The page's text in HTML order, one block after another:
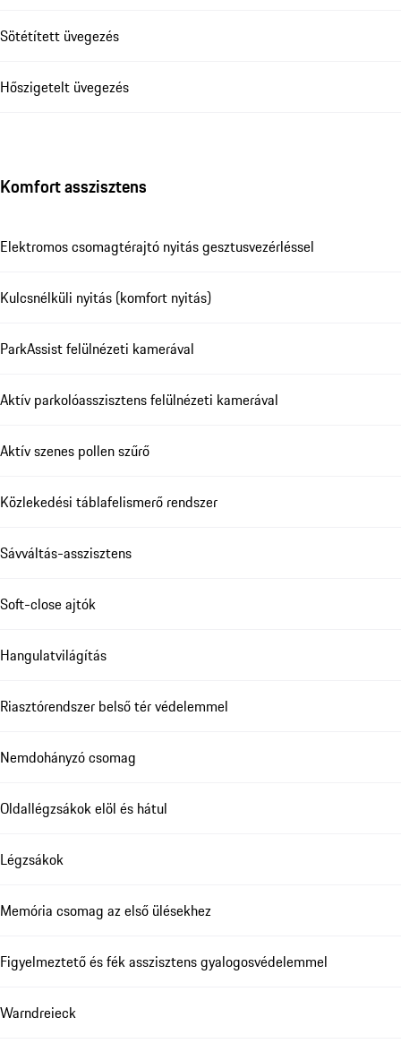
Sötétített üvegezés
Hőszigetelt üvegezés
Komfort asszisztens
Elektromos csomagtérajtó nyitás gesztusvezérléssel
Kulcsnélküli nyitás (komfort nyitás)
ParkAssist felülnézeti kamerával
Aktív parkolóasszisztens felülnézeti kamerával
Aktív szenes pollen szűrő
Közlekedési táblafelismerő rendszer
Sávváltás-asszisztens
Soft-close ajtók
Hangulatvilágítás
Riasztórendszer belső tér védelemmel
Nemdohányzó csomag
Oldallégzsákok elöl és hátul
Légzsákok
Memória csomag az első ülésekhez
Figyelmeztető és fék asszisztens gyalogosvédelemmel
Warndreieck